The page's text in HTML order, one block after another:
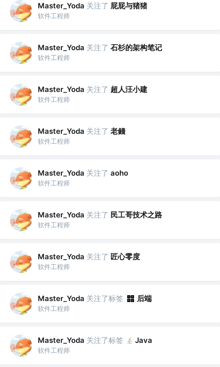
Master_Yoda 关注了 屁屁与猪猪
软件工程师
Master_Yoda 关注了 石杉的架构笔记
软件工程师
Master_Yoda 关注了 超人汪小建
软件工程师
Master_Yoda 关注了 老錢
软件工程师
Master_Yoda 关注了 aoho
软件工程师
Master_Yoda 关注了 民工哥技术之路
软件工程师
Master_Yoda 关注了 匠心零度
软件工程师
Master_Yoda 关注了标签 后端
软件工程师
Master_Yoda 关注了标签 Java
软件工程师